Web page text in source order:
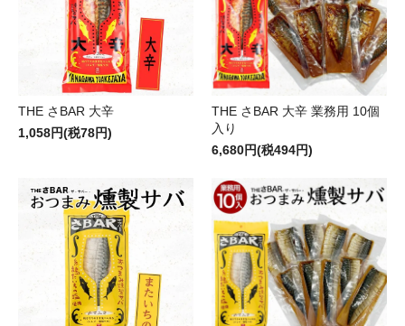
THE さBAR 大辛
1,058円(税78円)
THE さBAR 大辛 業務用 10個
入り
6,680円(税494円)